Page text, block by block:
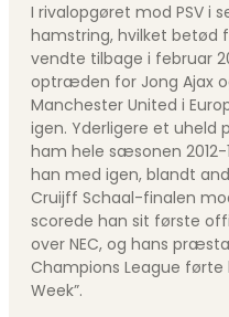
I rivalopgøret mod PSV i
hamstring, hvilket betød
vendte tilbage i februar
optræden for Jong Ajax
Manchester United i
igen. Yderligere et
ham hele sæsonen 2012-
han med igen, blandt
Cruijff Schaal-finalen
scorede han sit første
over NEC, og hans
Champions League førte
Week”.